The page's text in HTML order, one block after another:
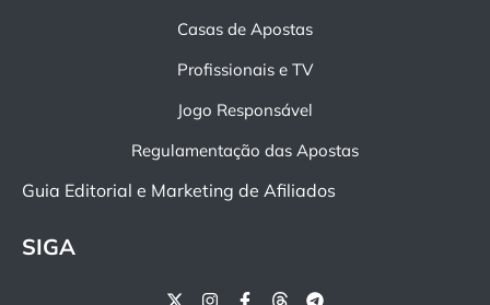
Casas de Apostas
Profissionais e TV
Jogo Responsável
Regulamentação das Apostas
Guia Editorial e Marketing de Afiliados
SIGA